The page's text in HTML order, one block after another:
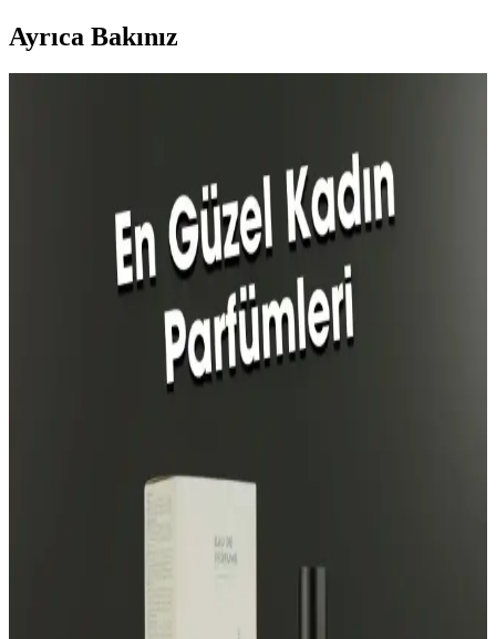
Ayrıca Bakınız
Avon'un V for Victory erkek parfümü, limon ve narenciye
notalarıyla ferah ve kalıcı bir koku sunar. Gün boyu tazelik ve enerji
sağlayan bu hafif parfüm, gençler ve aktif yaşam tarzı benimseyenler
Calvin Klein Contradiction ve Lancome La Nuit
Tresor Parfüm Karşılaştırması
Calvin Klein Contradiction ve Lancome La Nuit Tresor
parfümlerinin özellikleri, kullanıcı yorumları ve kullanım alanları
karşılaştırılarak, seçim yaparken dikkat edilmesi gerekenler
Artıran Kokuların Özellikleri
notalar ve kullanım ipuçlarıyla kişisel çekiciliği yükseltir. Kendine
güveni pekiştiren bu ürünler, etkileyici ve kalıcı kokular sunar.